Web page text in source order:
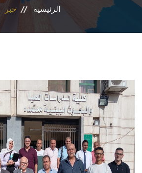
الرئيسية خبر